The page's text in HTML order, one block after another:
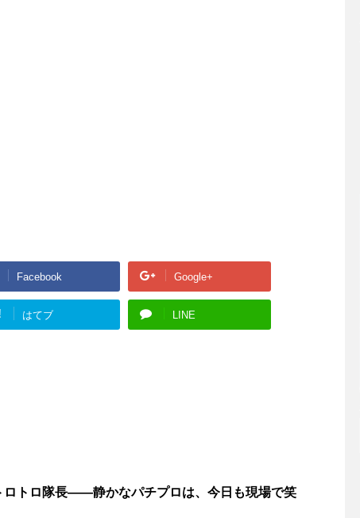
Facebook Google+
はてブ LINE
ロトロ隊長――静かなパチプロは、今日も現場で笑